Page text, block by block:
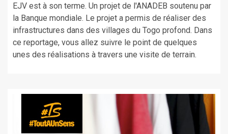
EJV est à son terme. Un projet de l'ANADEB soutenu par
la Banque mondiale. Le projet a permis de réaliser des
infrastructures dans des villages du Togo profond. Dans
ce reportage, vous allez suivre le point de quelques
unes des réalisations à travers une visite de terrain.